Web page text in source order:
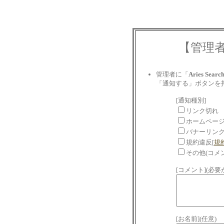
【管理
管理者に「 Aries
「通知する」ボタン
[通知種別]
リンク切れ
ホームペー
バナーリン
規約違反[規
その他(コメ
[コメント](必要
[お名前](任意)